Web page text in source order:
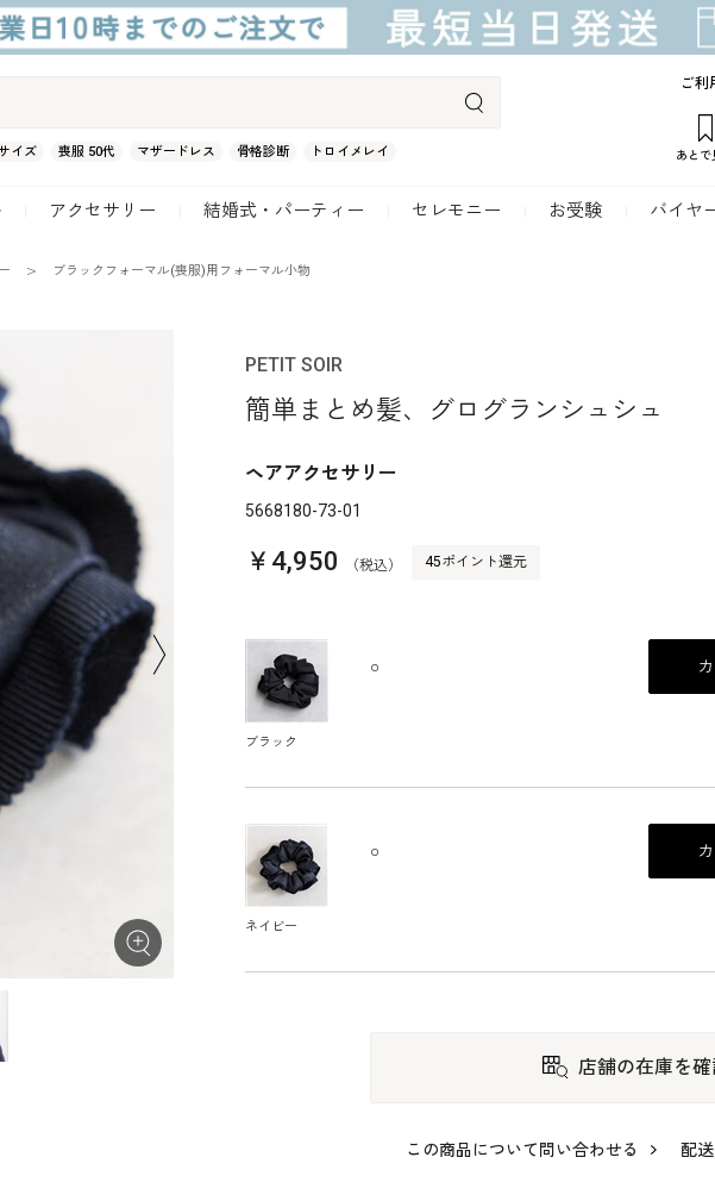
イズ 喪服 50代 マザードレス 骨格診断 トロイメレイ
ご利
あとで
アクセサリー 結婚式・パーティー セレモニー お受験 バイヤ
ブラックフォーマル(喪服)用フォーマル小物
PETIT SOIR
簡単まとめ髪、グログランシュシュ
ヘアアクセサリー
5668180-73-01
￥4,950 （税込） 45ポイント還元
ブラック
○
ネイビー
○
店舗の在庫を確
この商品について問い合わせる 配